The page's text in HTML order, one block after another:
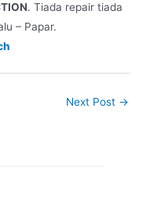
. Tiada repair tiada
– Papar.
Next Post →